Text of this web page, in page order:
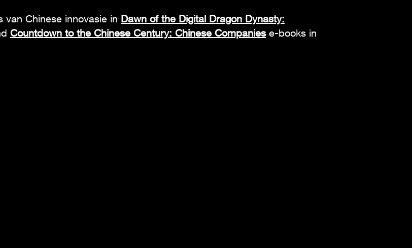
van Chinese innovasie in Dawn of the Digital Dragon Dynasty:
Countdown to the Chinese Century: Chinese Companiese-books in